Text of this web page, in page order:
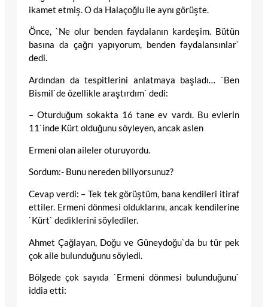
ikamet etmiş. O da Halaçoğlu ile aynı görüşte.
Önce, `Ne olur benden faydalanın kardeşim. Bütün
basına da çağrı yapıyorum, benden faydalansınlar`
dedi.
Ardından da tespitlerini anlatmaya başladı… `Ben
Bismil`de özellikle araştırdım` dedi:
– Oturduğum sokakta 16 tane ev vardı. Bu evlerin
11`inde Kürt olduğunu söyleyen, ancak aslen
Ermeni olan aileler oturuyordu.
Sordum:- Bunu nereden biliyorsunuz?
Cevap verdi: – Tek tek görüştüm, bana kendileri itiraf
ettiler. Ermeni dönmesi olduklarını, ancak kendilerine
`Kürt` dediklerini söylediler.
Ahmet Çağlayan, Doğu ve Güneydoğu`da bu tür pek
çok aile bulunduğunu söyledi.
Bölgede çok sayıda `Ermeni dönmesi bulunduğunu`
iddia etti: